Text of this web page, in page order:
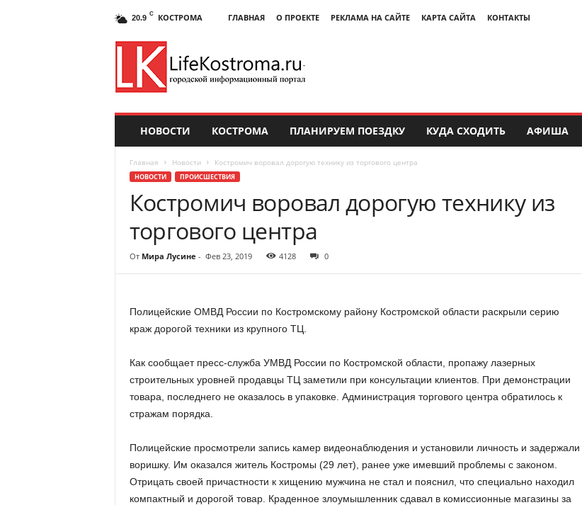
20.9 C КОСТРОМА ГЛАВНАЯ О ПРОЕКТЕ РЕКЛАМА НА САЙТЕ КАРТА САЙТА КОНТАКТЫ
НОВОСТИ КОСТРОМА ПЛАНИРУЕМ ПОЕЗДКУ КУДА СХОДИТЬ АФИША
Главная Новости Костромич воровал дорогую технику из торгового центра
НОВОСТИ ПРОИСШЕСТВИЯ
Костромич воровал дорогую технику из
торгового центра
От Мира Лусине - Фев 23, 2019 4128 0
Полицейские ОМВД России по Костромскому району Костромской области раскрыли серию
краж дорогой техники из крупного ТЦ.
Как сообщает пресс-служба УМВД России по Костромской области, пропажу лазерных
строительных уровней продавцы ТЦ заметили при консультации клиентов. При демонстрации
товара, последнего не оказалось в упаковке. Администрация торгового центра обратилось к
стражам порядка.
Полицейские просмотрели запись камер видеонаблюдения и установили личность и задержали
воришку. Им оказался житель Костромы (29 лет), ранее уже имевший проблемы с законом.
Отрицать своей причастности к хищению мужчина не стал и пояснил, что специально находил
компактный и дорогой товар. Краденное злоумышленник сдавал в комиссионные магазины за